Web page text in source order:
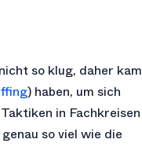
so klug, daher kam
) haben, um sich
in Fachkreisen
so viel wie die